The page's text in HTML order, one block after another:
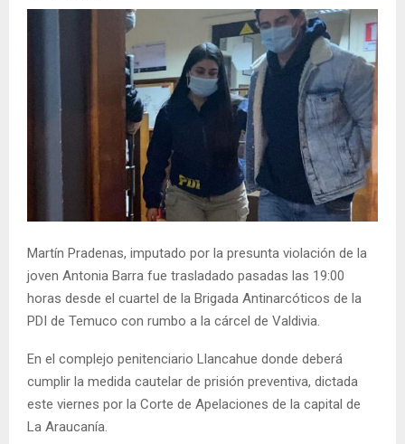
A
N
U
Martín Pradenas, imputado por la presunta violación de la
joven Antonia Barra fue trasladado pasadas las 19:00
horas desde el cuartel de la Brigada Antinarcóticos de la
PDI de Temuco con rumbo a la cárcel de Valdivia.
En el complejo penitenciario Llancahue donde deberá
cumplir la medida cautelar de prisión preventiva, dictada
este viernes por la Corte de Apelaciones de la capital de
La Araucanía.